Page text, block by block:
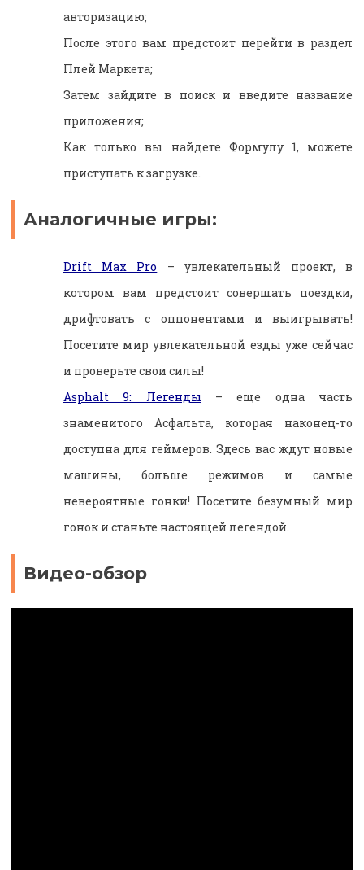
авторизацию;
После этого вам предстоит перейти в раздел
Плей Маркета;
Затем зайдите в поиск и введите название
приложения;
Как только вы найдете Формулу 1, можете
приступать к загрузке.
Аналогичные игры:
Drift Max Pro – увлекательный проект, в
котором вам предстоит совершать поездки,
дрифтовать с оппонентами и выигрывать!
Посетите мир увлекательной езды уже сейчас
и проверьте свои силы!
Asphalt 9: Легенды – еще одна часть
знаменитого Асфальта, которая наконец-то
доступна для геймеров. Здесь вас ждут новые
машины, больше режимов и самые
невероятные гонки! Посетите безумный мир
гонок и станьте настоящей легендой.
Видео-обзор